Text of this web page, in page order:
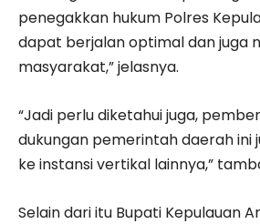
penegakkan hukum Polres
dapat berjalan optimal dan juga
masyarakat,” jelasnya.
“Jadi perlu diketahui juga,
dukungan pemerintah daerah ini
ke instansi vertikal lainnya,”
Selain dari itu Bupati Kepulauan